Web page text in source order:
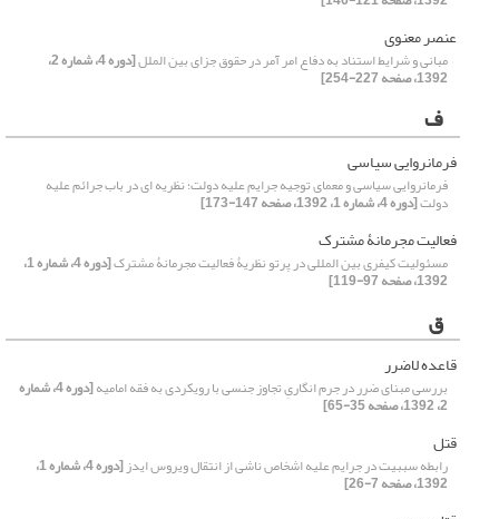
عنصر معنوی
مبانی و شرایط استناد به دفاع امر آمر در حقوق جزای بین الملل [دوره 4، شماره 2،
1392، صفحه 227-254]
ف
فرمانروایی سیاسی
فرمانروایی سیاسی و معمای توجیه جرایم علیه دولت؛ نظریه ای در باب جرائم علیه
دولت[دوره 4، شماره 1، 1392، صفحه 147-173]
فعالیت مجرمانۀ مشترک
مسئولیت کیفری بین المللی در پرتو نظریۀ فعالیت مجرمانۀ مشترک [دوره 4، شماره 1،
1392، صفحه 97-119]
ق
قاعده لاضرر
بررسی مبنای ضرر در جرم انگاریِ تجاوز جنسی با رویکردی به فقه امامیه [دوره 4، شماره
2، 1392، صفحه 35-65]
قتل
رابطه سببیت در جرایم علیه اشخاص ناشی از انتقال ویروس ایدز [دوره 4، شماره 1،
1392، صفحه 7-26]